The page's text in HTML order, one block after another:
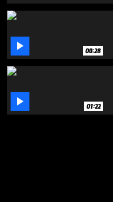
 00:28
 01:22